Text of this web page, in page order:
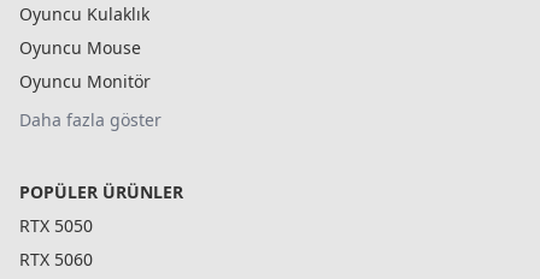
Oyuncu Kulaklık
Oyuncu Mouse
Oyuncu Monitör
Daha fazla göster
POPÜLER ÜRÜNLER
RTX 5050
RTX 5060